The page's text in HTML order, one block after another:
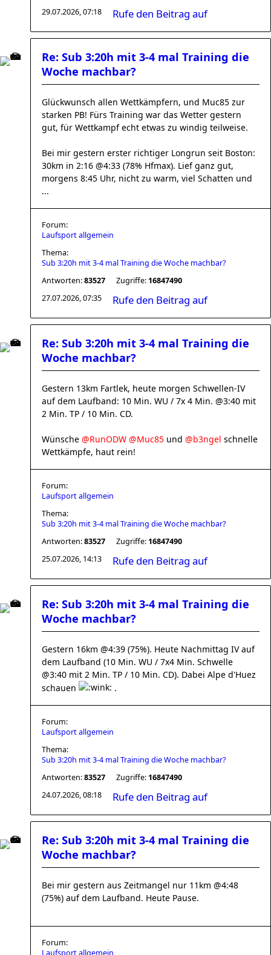
29.07.2026, 07:18
Rufe den Beitrag auf
Re: Sub 3:20h mit 3-4 mal Training die
Woche machbar?
Glückwunsch allen Wettkämpfern, und Muc85 zur
starken PB! Fürs Training war das Wetter gestern
gut, für Wettkampf echt etwas zu windig teilweise.
Bei mir gestern erster richtiger Longrun seit Boston:
30km in 2:16 @4:33 (78% Hfmax). Lief ganz gut,
morgens 8:45 Uhr, nicht zu warm, viel Schatten und
...
Forum:
Laufsport allgemein
Thema:
Sub 3:20h mit 3-4 mal Training die Woche machbar?
Antworten:83527 Zugriffe: 16847490
27.07.2026, 07:35
Rufe den Beitrag auf
Re: Sub 3:20h mit 3-4 mal Training die
Woche machbar?
Gestern 13km Fartlek, heute morgen Schwellen-IV
auf dem Laufband: 10 Min. WU / 7x 4 Min. @3:40 mit
2 Min. TP / 10 Min. CD.
Wünsche @RunODW @Muc85 und @b3ngel schnelle
Wettkämpfe, haut rein!
Forum:
Laufsport allgemein
Thema:
Sub 3:20h mit 3-4 mal Training die Woche machbar?
Antworten:83527 Zugriffe: 16847490
25.07.2026, 14:13
Rufe den Beitrag auf
Re: Sub 3:20h mit 3-4 mal Training die
Woche machbar?
Gestern 16km @4:39 (75%). Heute Nachmittag IV auf
dem Laufband (10 Min. WU / 7x4 Min. Schwelle
@3:40 mit 2 Min. TP / 10 Min. CD). Dabei Alpe d'Huez
schauen
.
Forum:
Laufsport allgemein
Thema:
Sub 3:20h mit 3-4 mal Training die Woche machbar?
Antworten:83527 Zugriffe: 16847490
24.07.2026, 08:18
Rufe den Beitrag auf
Re: Sub 3:20h mit 3-4 mal Training die
Woche machbar?
Bei mir gestern aus Zeitmangel nur 11km @4:48
(75%) auf dem Laufband. Heute Pause.
Forum:
Laufsport allgemein